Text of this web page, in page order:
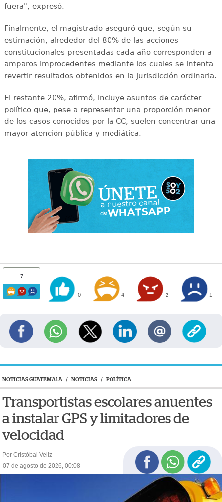
fuera", expresó.
Finalmente, el magistrado aseguró que, según su
estimación, alrededor del 80% de las acciones
constitucionales presentadas cada año corresponden a
amparos improcedentes mediante los cuales se intenta
revertir resultados obtenidos en la jurisdicción ordinaria.
El restante 20%, afirmó, incluye asuntos de carácter
político que, pese a representar una proporción menor
de los casos conocidos por la CC, suelen concentrar una
mayor atención pública y mediática.
7
0 4 2 1
NOTICIAS GUATEMALA / NOTICIAS / POLÍTICA
Transportistas escolares anuentes
a instalar GPS y limitadores de
velocidad
Por Cristóbal Veliz
07 de agosto de 2026, 00:08